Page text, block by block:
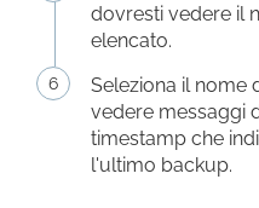
dovresti vedere il
elencato.
Seleziona il nome
vedere messaggi
timestamp che
l'ultimo backup.